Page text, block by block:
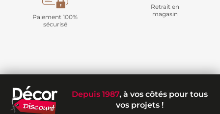
Paiement 100%
sécurisé
Retrait en
magasin
Depuis 1987, à vos côtés pour tous
vos projets !